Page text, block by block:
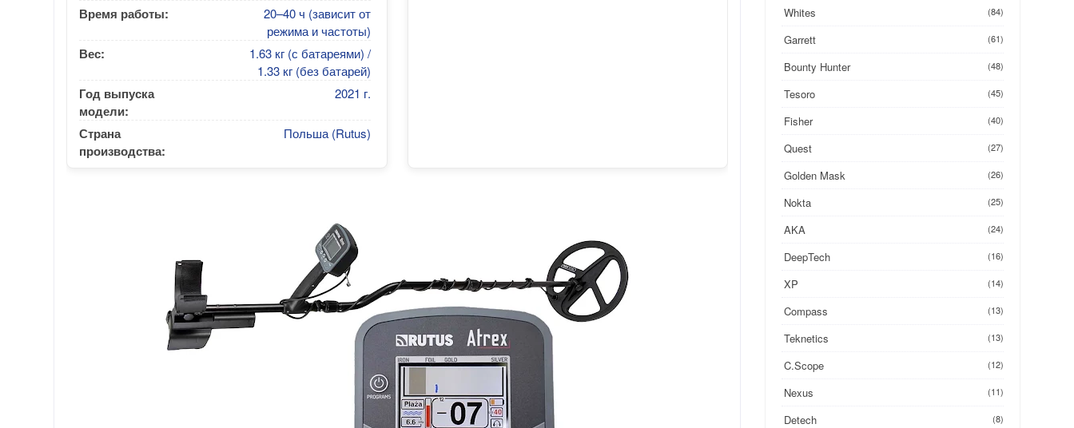
Время работы:
20–40 ч (зависит от
режима и частоты)
Вес:
1.63 кг (с батареями) /
1.33 кг (без батарей)
Год выпуска
модели:
2021 г.
Страна
производства:
Польша (Rutus)
Whites (84)
Garrett (61)
Bounty Hunter (48)
Tesoro (45)
Fisher (40)
Quest (27)
Golden Mask (26)
Nokta (25)
AKA (24)
DeepTech (16)
XP (14)
Compass (13)
Teknetics (13)
C.Scope (12)
Nexus (11)
Detech (8)